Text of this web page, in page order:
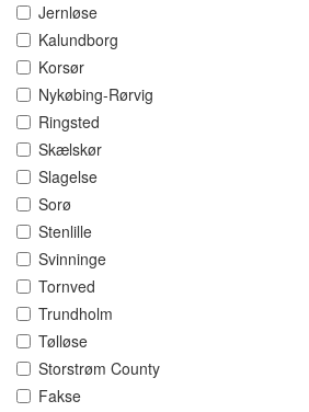
Jernløse
Kalundborg
Korsør
Nykøbing-Rørvig
Ringsted
Skælskør
Slagelse
Sorø
Stenlille
Svinninge
Tornved
Trundholm
Tølløse
Storstrøm County
Fakse